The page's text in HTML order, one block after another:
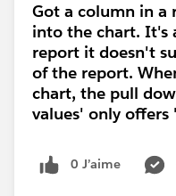
Got a column in
into the chart. It's
report it doesn't
of the report.
chart, the pull
values' only offers
0 J’aime